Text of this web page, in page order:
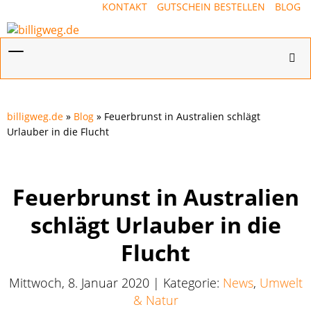
KONTAKT GUTSCHEIN BESTELLEN BLOG
billigweg.de » Blog » Feuerbrunst in Australien schlägt
Urlauber in die Flucht
Feuerbrunst in Australien
schlägt Urlauber in die
Flucht
Mittwoch, 8. Januar 2020 | Kategorie: News, Umwelt
& Natur